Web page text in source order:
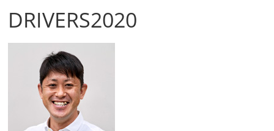
BMW
M4GT3
DRIVERS2020